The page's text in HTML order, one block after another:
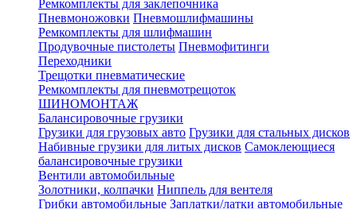
Ремкомплекты для заклепочника
Пневмоножовки Пневмошлифмашины
Ремкомплекты для шлифмашин
Продувочные пистолеты Пневмофитинги
Переходники
Трещотки пневматические
Ремкомплекты для пневмотрещоток
ШИНОМОНТАЖ
Балансировочные грузики
Грузики для грузовых авто Грузики для стальных дисков
Набивные грузики для литых дисков Самоклеющиеся
балансировочные грузики
Вентили автомобильные
Золотники, колпачки Ниппель для вентеля
Грибки автомобильные Заплатки/латки автомобильные